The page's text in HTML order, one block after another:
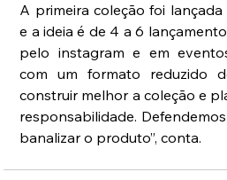
A primeira coleção foi
e a ideia é de 4 a 6
pelo instagram e em
com um formato reduzido
construir melhor a coleção e
responsabilidade.
banalizar o produto”, conta.